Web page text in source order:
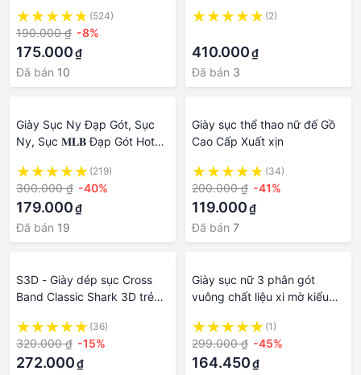
G75
(524)
190.000 ₫ -8%
175.000₫
Đã bán 10
(2)
410.000₫
Đã bán 3
Giày Sục Ny Đạp Gót, Sục
Ny, Sục 𝐌𝐋𝐁 Đạp Gót Hot
hot trend 2022(219)
300.000 ₫ -40%
179.000₫
Đã bán 19
Giày sục thể thao nữ đế Gồ
Cao Cấp Xuất xịn
(34)
200.000 ₫ -41%
119.000₫
Đã bán 7
S3D - Giày dép sục Cross
Band Classic Shark 3D trẻ
Jibbizt Ngẫu Nhiên - Sấu vui
vẻ Official
(36)
320.000 ₫ -15%
272.000₫
Giày sục nữ 3 phân gót
vuông chất liệu xi mờ kiểu
(1)
299.000 ₫ -45%
164.450₫